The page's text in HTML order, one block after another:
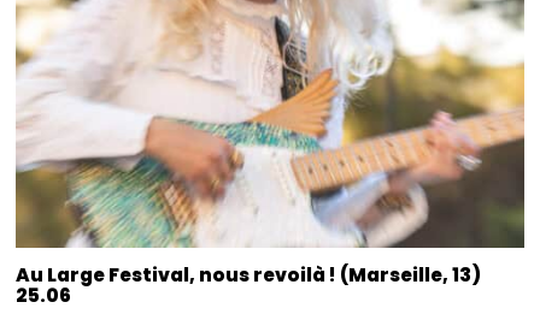
Au Large Festival, nous revoilà ! (Marseille, 13)
25.06